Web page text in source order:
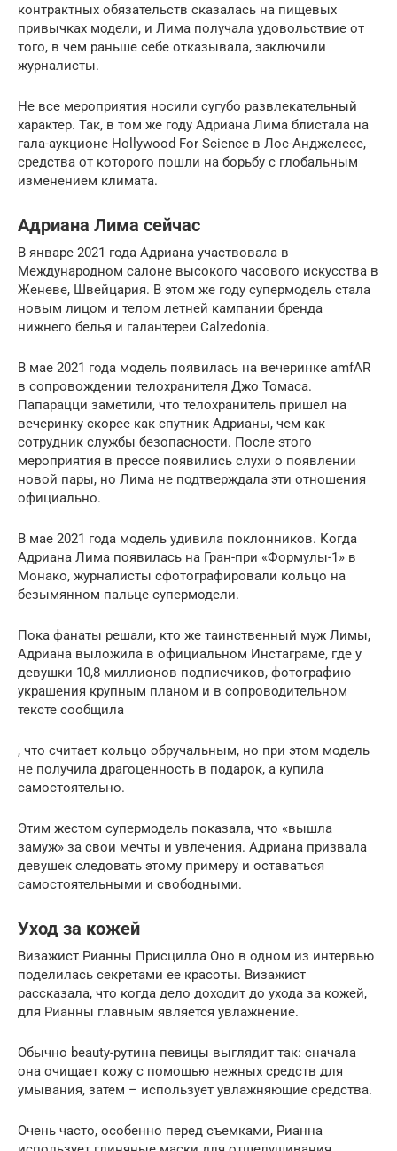
контрактных обязательств сказалась на пищевых
привычках модели, и Лима получала удовольствие от
того, в чем раньше себе отказывала, заключили
журналисты.
Не все мероприятия носили сугубо развлекательный
характер. Так, в том же году Адриана Лима блистала на
гала-аукционе Hollywood For Science в Лос-Анджелесе,
средства от которого пошли на борьбу с глобальным
изменением климата.
Адриана Лима сейчас
В январе 2021 года Адриана участвовала в
Международном салоне высокого часового искусства в
Женеве, Швейцария. В этом же году супермодель стала
новым лицом и телом летней кампании бренда
нижнего белья и галантереи Calzedonia.
В мае 2021 года модель появилась на вечеринке amfAR
в сопровождении телохранителя Джо Томаса.
Папарацци заметили, что телохранитель пришел на
вечеринку скорее как спутник Адрианы, чем как
сотрудник службы безопасности. После этого
мероприятия в прессе появились слухи о появлении
новой пары, но Лима не подтверждала эти отношения
официально.
В мае 2021 года модель удивила поклонников. Когда
Адриана Лима появилась на Гран-при «Формулы-1» в
Монако, журналисты сфотографировали кольцо на
безымянном пальце супермодели.
Пока фанаты решали, кто же таинственный муж Лимы,
Адриана выложила в официальном Инстаграме, где у
девушки 10,8 миллионов подписчиков, фотографию
украшения крупным планом и в сопроводительном
тексте сообщила
, что считает кольцо обручальным, но при этом модель
не получила драгоценность в подарок, а купила
самостоятельно.
Этим жестом супермодель показала, что «вышла
замуж» за свои мечты и увлечения. Адриана призвала
девушек следовать этому примеру и оставаться
самостоятельными и свободными.
Уход за кожей
Визажист Рианны Присцилла Оно в одном из интервью
поделилась секретами ее красоты. Визажист
рассказала, что когда дело доходит до ухода за кожей,
для Рианны главным является увлажнение.
Обычно beauty-рутина певицы выглядит так: сначала
она очищает кожу с помощью нежных средств для
умывания, затем – использует увлажняющие средства.
Очень часто, особенно перед съемками, Рианна